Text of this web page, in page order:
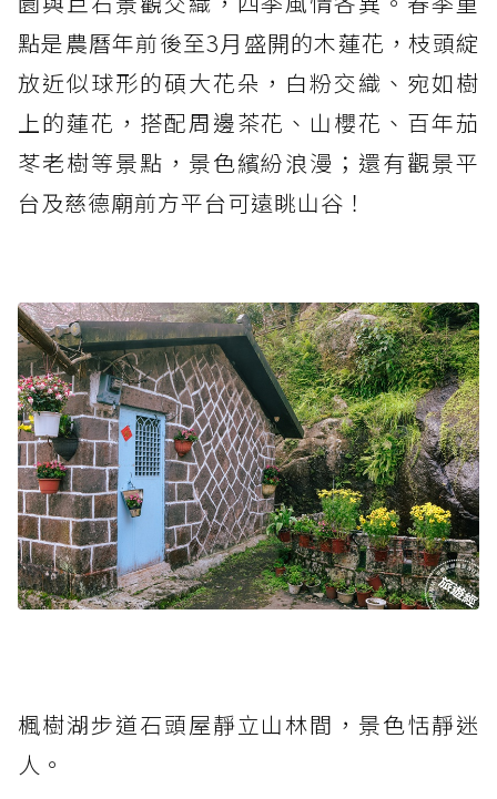
點是農曆年前後至3月盛開的木蓮花，枝頭綻
放近似球形的碩大花朵，白粉交織、宛如樹
上的蓮花，搭配周邊茶花、山櫻花、百年茄
苳老樹等景點，景色繽紛浪漫；還有觀景平
台及慈德廟前方平台可遠眺山谷！
楓樹湖步道石頭屋靜立山林間，景色恬靜迷
人。